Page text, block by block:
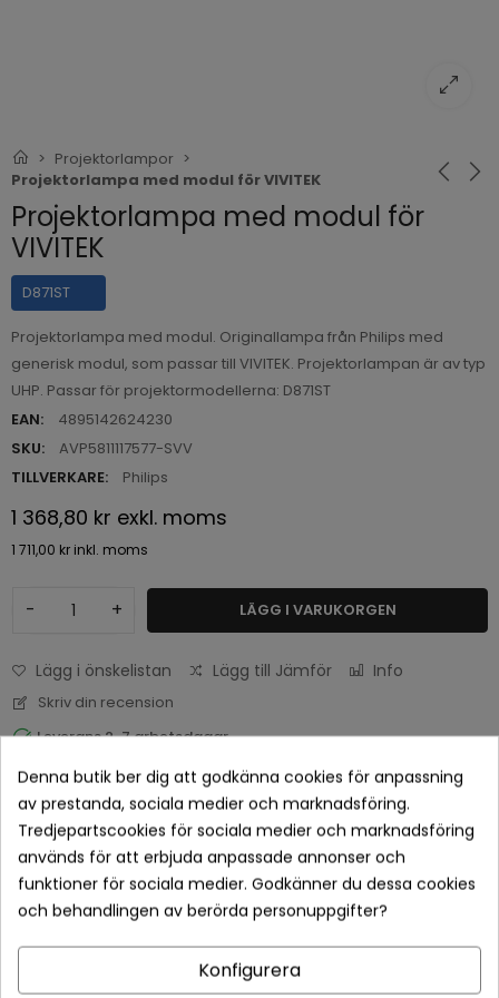
Projektorlampor
Projektorlampa med modul för VIVITEK
Projektorlampa med modul för
VIVITEK
D871ST
Projektorlampa med modul. Originallampa från Philips med
generisk modul, som passar till VIVITEK. Projektorlampan är av typ
UHP. Passar för projektormodellerna: D871ST
EAN:
4895142624230
SKU:
AVP5811117577-SVV
TILLVERKARE:
Philips
1 368,80 kr exkl. moms
1 711,00 kr inkl. moms
- + LÄGG I VARUKORGEN
Lägg i önskelistan Lägg till Jämför Info
Skriv din recension
Leverans 2-7 arbetsdagar
Betala tryggt med Klarna checkout
Denna butik ber dig att godkänna cookies för anpassning
av prestanda, sociala medier och marknadsföring.
Tredjepartscookies för sociala medier och marknadsföring
används för att erbjuda anpassade annonser och
funktioner för sociala medier. Godkänner du dessa cookies
och behandlingen av berörda personuppgifter?
Konfigurera